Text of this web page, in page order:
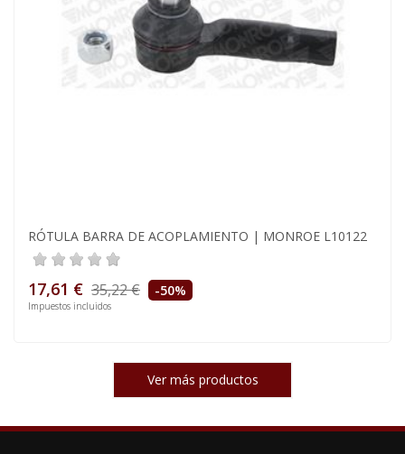
RÓTULA BARRA DE ACOPLAMIENTO | MONROE L10122
17,61 € 35,22 € -50%
Impuestos incluidos
Ver más productos